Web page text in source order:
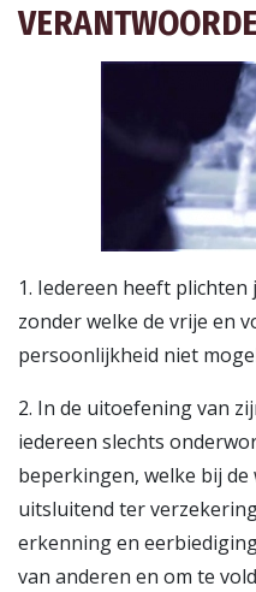
1. Iedereen heeft plichten
zonder welke de vrije en
persoonlijkheid niet
2. In de uitoefening van
iedereen slechts
beperkingen, welke bij
uitsluitend ter
erkenning en
van anderen en om te